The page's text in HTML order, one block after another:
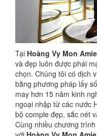
Tại Hoàng Vy Mon Amie
và đẹp luôn được phái
chọn. Chúng tôi có dịch
bằng phương pháp lấy
may hơn 15 năm kinh
ngoại nhập từ các nước
bộ comple đẹp, sắc nét
Cùng nhiều chương